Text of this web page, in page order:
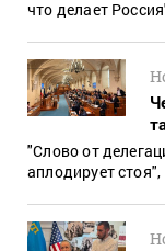
что делает
"Слово от
аплодирует